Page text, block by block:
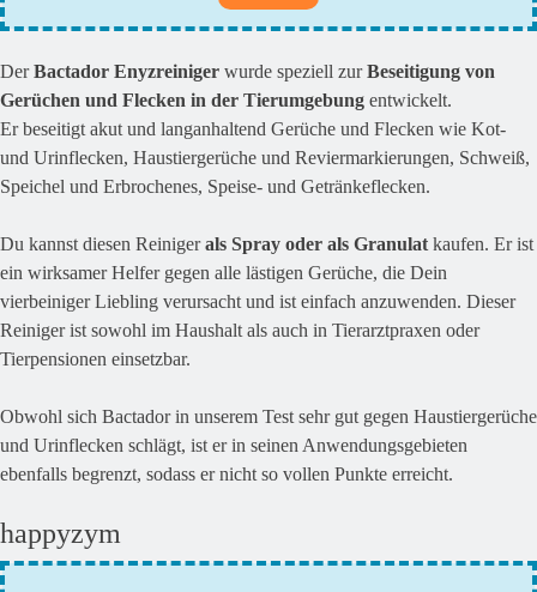
DerBactador Enyzreiniger wurde speziell zurBeseitigung von
Gerüchen und Flecken in der Tierumgebung entwickelt.
Er beseitigt akut und langanhaltend Gerüche und Flecken wie Kot-
und Urinflecken, Haustiergerüche und Reviermarkierungen, Schweiß,
Speichel und Erbrochenes, Speise- und Getränkeflecken.
Du kannst diesen Reinigerals Spray oder als Granulat kaufen. Er ist
ein wirksamer Helfer gegen alle lästigen Gerüche, die Dein
vierbeiniger Liebling verursacht und ist einfach anzuwenden. Dieser
Reiniger ist sowohl im Haushalt als auch in Tierarztpraxen oder
Tierpensionen einsetzbar.
Obwohl sich Bactador in unserem Test sehr gut gegen Haustiergerüche
und Urinflecken schlägt, ist er in seinen Anwendungsgebieten
ebenfalls begrenzt, sodass er nicht so vollen Punkte erreicht.
happyzym